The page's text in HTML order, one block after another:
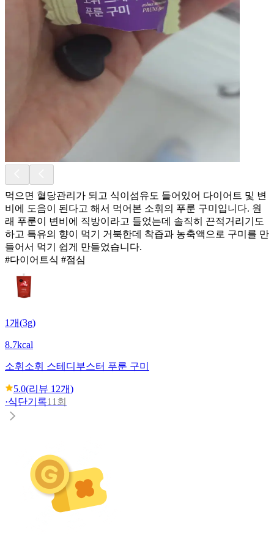
먹으면 혈당관리가 되고 식이섬유도 들어있어 다이어트 및 변
비에 도음이 된다고 해서 먹어본 소휘의 푸룬 구미입니다. 원
래 푸룬이 변비에 직방이라고 들었는데 솔직히 끈적거리기도
하고 특유의 향이 먹기 거북한데 착즙과 농축액으로 구미를 만
들어서 먹기 쉽게 만들었습니다.
#다이어트식 #점심
1개(3g)
8.7kcal
소휘 소휘 스테디부스터 푸룬 구미
5.0(리뷰 12개)
·식단기록11회